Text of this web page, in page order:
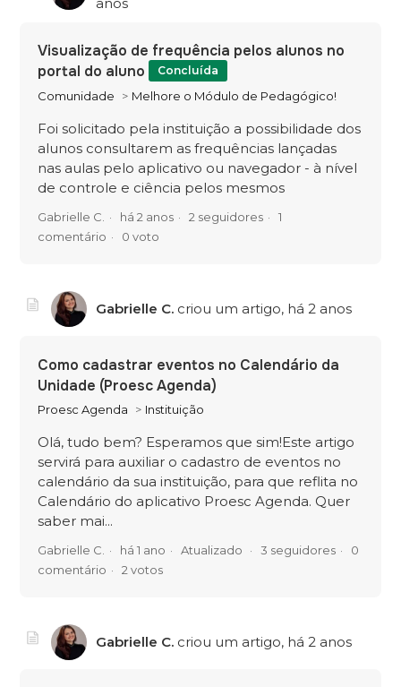
Visualização de frequência pelos alunos no
portal do aluno
Concluída
Comunidade Melhore o Módulo de Pedagógico!
Foi solicitado pela instituição a possibilidade dos
alunos consultarem as frequências lançadas
nas aulas pelo aplicativo ou navegador - à nível
de controle e ciência pelos mesmos
Gabrielle C. há 2 anos 2 seguidores
1
comentário
0 voto
Gabrielle C. criou um artigo, há 2 anos
Como cadastrar eventos no Calendário da
Unidade (Proesc Agenda)
Proesc Agenda Instituição
Olá, tudo bem? Esperamos que sim!Este artigo
servirá para auxiliar o cadastro de eventos no
calendário da sua instituição, para que reflita no
Calendário do aplicativo Proesc Agenda. Quer
saber mai...
Gabrielle C. há 1 ano Atualizado 3 seguidores
0
comentário
2 votos
Gabrielle C. criou um artigo, há 2 anos